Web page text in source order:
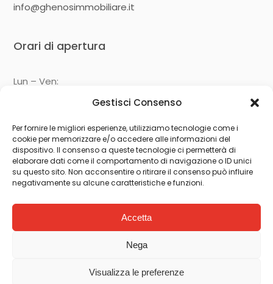
Gestisci Consenso
Per fornire le migliori esperienze, utilizziamo tecnologie come i
cookie per memorizzare e/o accedere alle informazioni del
dispositivo. Il consenso a queste tecnologie ci permetterà di
elaborare dati come il comportamento di navigazione o ID unici
su questo sito. Non acconsentire o ritirare il consenso può influire
negativamente su alcune caratteristiche e funzioni.
Accetta
Nega
Visualizza le preferenze
info@ghenosimmobiliare.it
Orari di apertura
Lun – Ven:
Seguici su